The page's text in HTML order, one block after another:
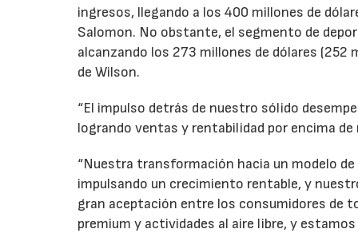
ingresos, llegando a los 400 millones de
Salomon. No obstante, el segmento de
alcanzando los 273 millones de dólares (252
de Wilson.
“El impulso detrás de nuestro sólido
logrando ventas y rentabilidad por encima
“Nuestra transformación hacia un modelo
impulsando un crecimiento rentable, y
gran aceptación entre los consumidores de
premium y actividades al aire libre, y